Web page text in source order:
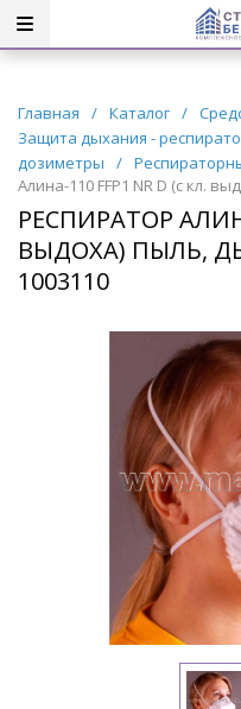
Главная / Каталог /
Защита дыхания -
дозиметры
/
Алина-110 FFP1 NR D (с кл.
РЕСПИРАТОР
ВЫДОХА) ПЫЛЬ,
1003110